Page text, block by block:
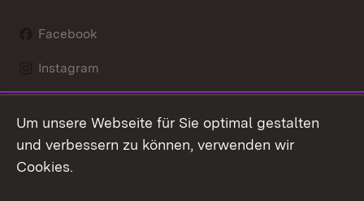
Facebook
Instagram
Social Wall
Youtube
Um unsere Webseite für Sie optimal gestalten
und verbessern zu können, verwenden wir
Cookies.